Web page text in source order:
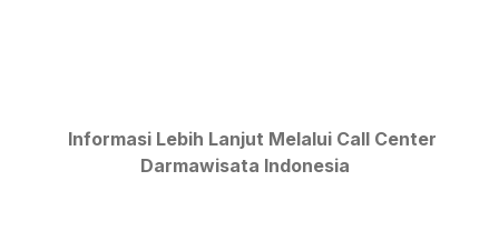
Informasi Lebih Lanjut Melalui Call Center
Darmawisata Indonesia